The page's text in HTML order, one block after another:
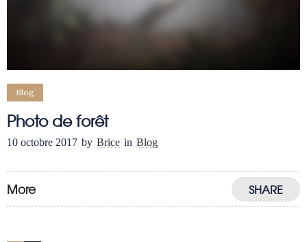
Blog
Photo de forêt
10 octobre 2017 by Brice in Blog
More SHARE